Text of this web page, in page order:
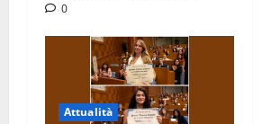
0
Attualità